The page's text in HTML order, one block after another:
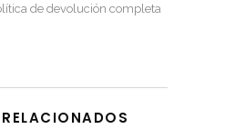
de devolución completa